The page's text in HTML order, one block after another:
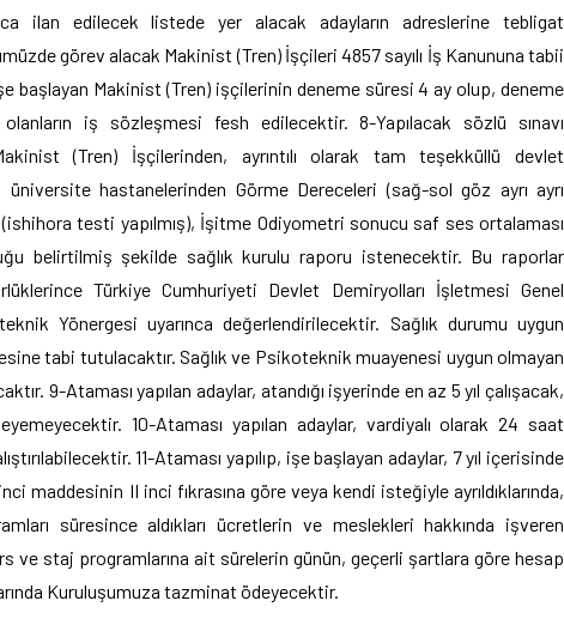
ilan edilecek listede yer alacak adayların adreslerine tebligat
görev alacak Makinist (Tren) İşçileri 4857 sayılı İş Kanununa tabii
başlayan Makinist (Tren) işçilerinin deneme süresi 4 ay olup, deneme
iş sözleşmesi fesh edilecektir. 8-Yapılacak sözlü sınavı
(Tren) İşçilerinden, ayrıntılı olarak tam teşekküllü devlet
hastanelerinden Görme Dereceleri (sağ-sol göz ayrı ayrı
testi yapılmış), İşitme Odiyometri sonucu saf ses ortalaması
belirtilmiş şekilde sağlık kurulu raporu istenecektir. Bu raporlar
Türkiye Cumhuriyeti Devlet Demiryolları İşletmesi Genel
Yönergesi uyarınca değerlendirilecektir. Sağlık durumu uygun
tabi tutulacaktır. Sağlık ve Psikoteknik muayenesi uygun olmayan
9-Ataması yapılan adaylar, atandığı işyerinde en az 5 yıl çalışacak,
10-Ataması yapılan adaylar, vardiyalı olarak 24 saat
11-Ataması yapılıp, işe başlayan adaylar, 7 yıl içerisinde
maddesinin II inci fıkrasına göre veya kendi isteğiyle ayrıldıklarında,
süresince aldıkları ücretlerin ve meslekleri hakkında işveren
ve staj programlarına ait sürelerin günün, geçerli şartlara göre hesap
Kuruluşumuza tazminat ödeyecektir.